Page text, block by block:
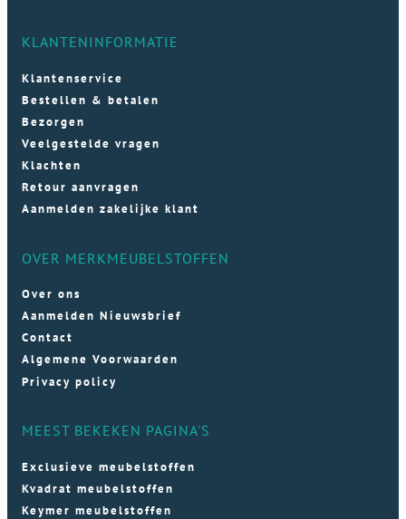
KLANTENINFORMATIE
Klantenservice
Bestellen & betalen
Bezorgen
Veelgestelde vragen
Klachten
Retour aanvragen
Aanmelden zakelijke klant
OVER MERKMEUBELSTOFFEN
Over ons
Aanmelden Nieuwsbrief
Contact
Algemene Voorwaarden
Privacy policy
MEEST BEKEKEN PAGINA'S
Exclusieve meubelstoffen
Kvadrat meubelstoffen
Keymer meubelstoffen